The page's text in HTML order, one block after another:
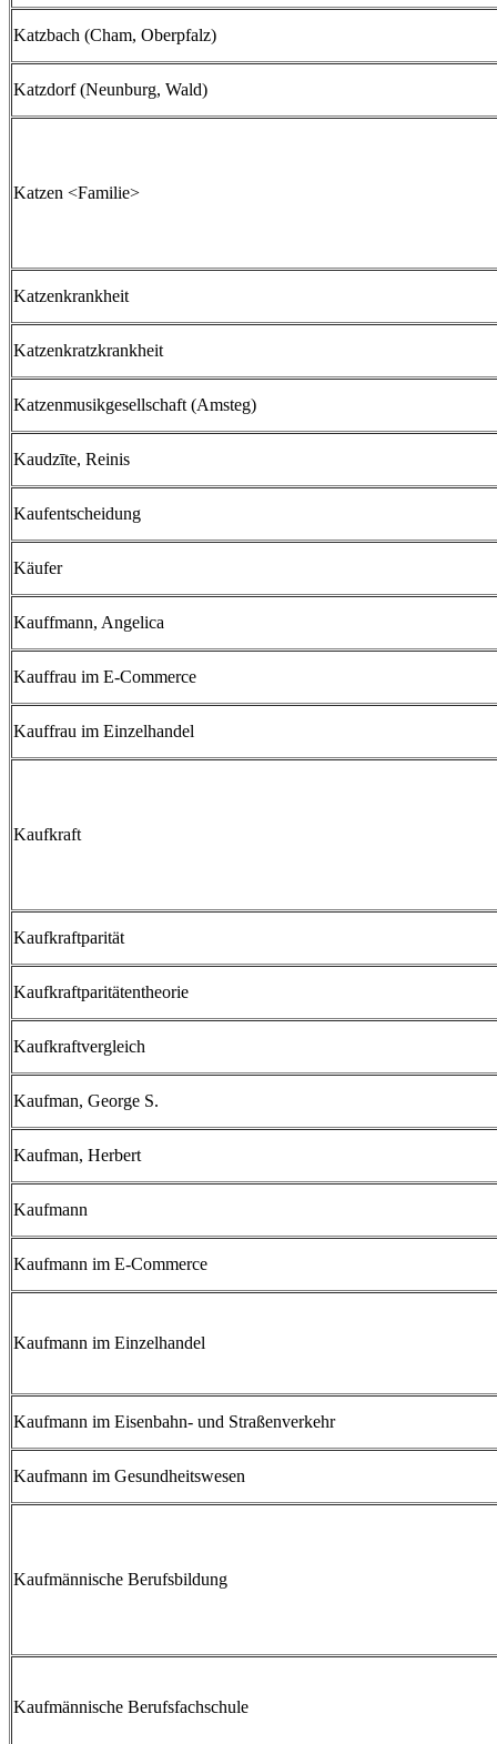
Katzbach (Cham, Oberpfalz)
Katzdorf (Neunburg, Wald)
Katzen <Familie>
Katzenkrankheit
Katzenkratzkrankheit
Katzenmusikgesellschaft (Amsteg)
Kaudzīte, Reinis
Kaufentscheidung
Käufer
Kauffmann, Angelica
Kauffrau im E-Commerce
Kauffrau im Einzelhandel
Kaufkraft
Kaufkraftparität
Kaufkraftparitätentheorie
Kaufkraftvergleich
Kaufman, George S.
Kaufman, Herbert
Kaufmann
Kaufmann im E-Commerce
Kaufmann im Einzelhandel
Kaufmann im Eisenbahn- und Straßenverkehr
Kaufmann im Gesundheitswesen
Kaufmännische Berufsbildung
Kaufmännische Berufsfachschule